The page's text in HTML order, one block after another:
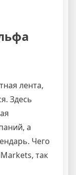
лента,
Здесь
а
Чего
так